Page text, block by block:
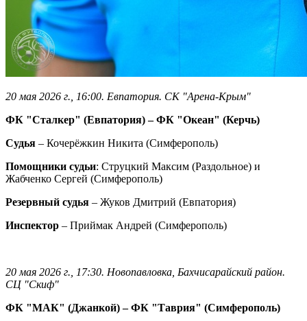
20 мая 2026 г., 16:00. Евпатория. СК "Арена-Крым"
ФК "Сталкер" (Евпатория) – ФК "Океан" (Керчь)
Судья – Кочерёжкин Никита (Симферополь)
Помощники судьи: Струцкий Максим (Раздольное) и
Жабченко Сергей (Симферополь)
Резервный судья – Жуков Дмитрий (Евпатория)
Инспектор – Приймак Андрей (Симферополь)
20 мая 2026 г., 17:30. Новопавловка, Бахчисарайский район.
СЦ "Скиф"
ФК "МАК" (Джанкой) – ФК "Таврия" (Симферополь)